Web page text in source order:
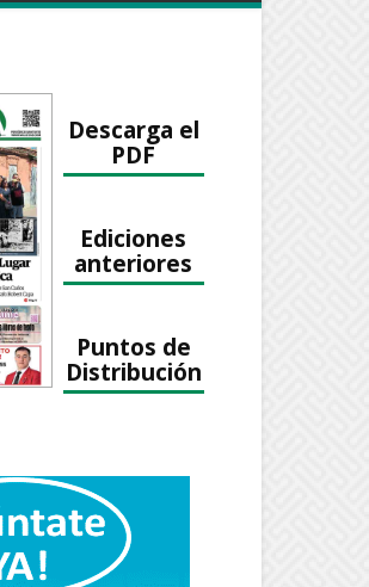
Descarga el
PDF
Ediciones
anteriores
Puntos de
Distribución